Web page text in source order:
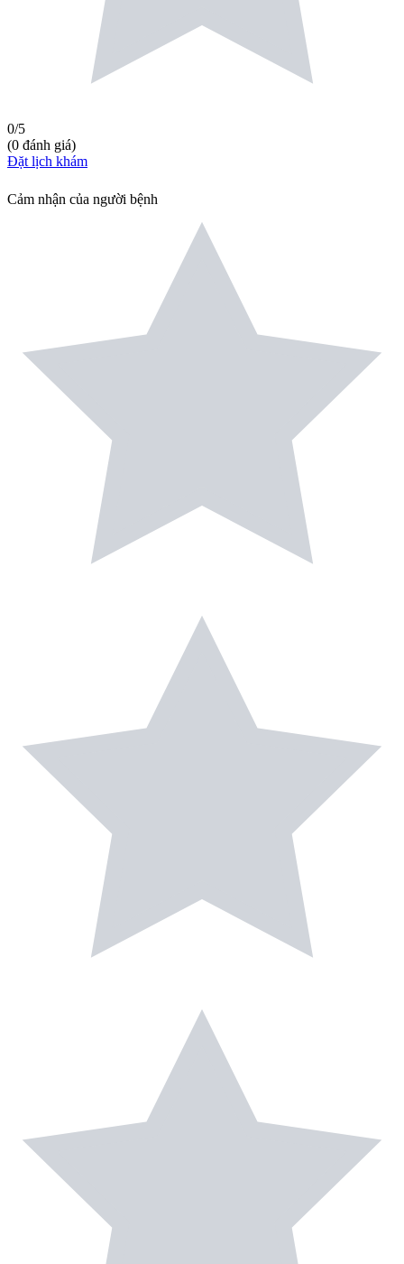
0/5
(0 đánh giá)
Đặt lịch khám
Cảm nhận của người bệnh